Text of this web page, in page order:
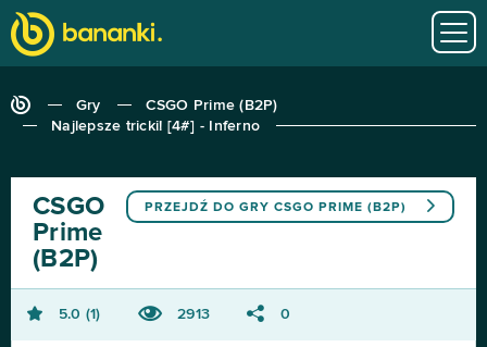
Gry
CSGO Prime (B2P)
Najlepsze tricki! [4#] - Inferno
PRZEJDŹ DO GRY CSGO PRIME (B2P)
CSGO
Prime
(B2P)
5.0 1 2913 0